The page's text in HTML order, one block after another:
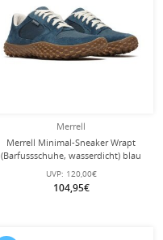
Merrell
Merrell Minimal-Sneaker Wrapt
(Barfussschuhe, wasserdicht) blau
Herren
UVP: 120,00€
104,95€